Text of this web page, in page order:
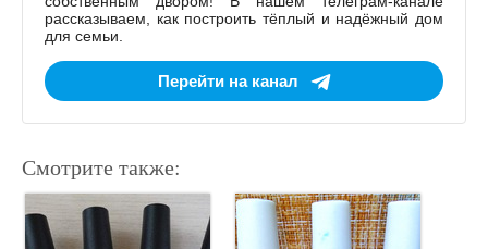
рассказываем, как построить тёплый и надёжный дом
для семьи.
Перейти на канал
Смотрите также: